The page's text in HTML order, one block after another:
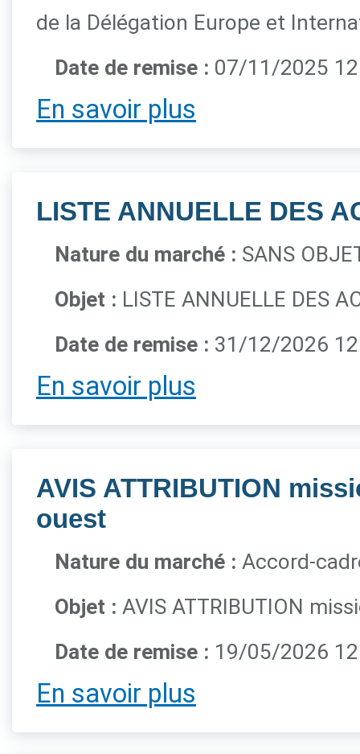
de la Délégation Europe et
Date de remise : 07/11/2025
En savoir plus
LISTE ANNUELLE DES
Nature du marché : SANS
Objet : LISTE ANNUELLE DES
Date de remise : 31/12/2026
En savoir plus
AVIS ATTRIBUTION
ouest
Nature du marché : Accord-
Objet : AVIS ATTRIBUTION
Date de remise : 19/05/2026
En savoir plus